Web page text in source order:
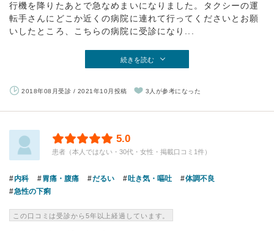
行機を降りたあとで急なめまいになりました。タクシーの運
転手さんにどこか近くの病院に連れて行ってくださいとお願
いしたところ、こちらの病院に受診になり...
続きを読む
2018年08月受診 / 2021年10月投稿 3人が参考になった
5.0
患者（本人ではない・30代・女性・掲載口コミ1件）
内科 胃痛・腹痛 だるい 吐き気・嘔吐
体調不良
急性の下痢
この口コミは受診から5年以上経過しています。